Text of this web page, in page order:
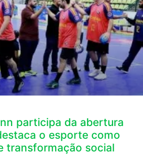
participa da abertura
o esporte como
transformação social